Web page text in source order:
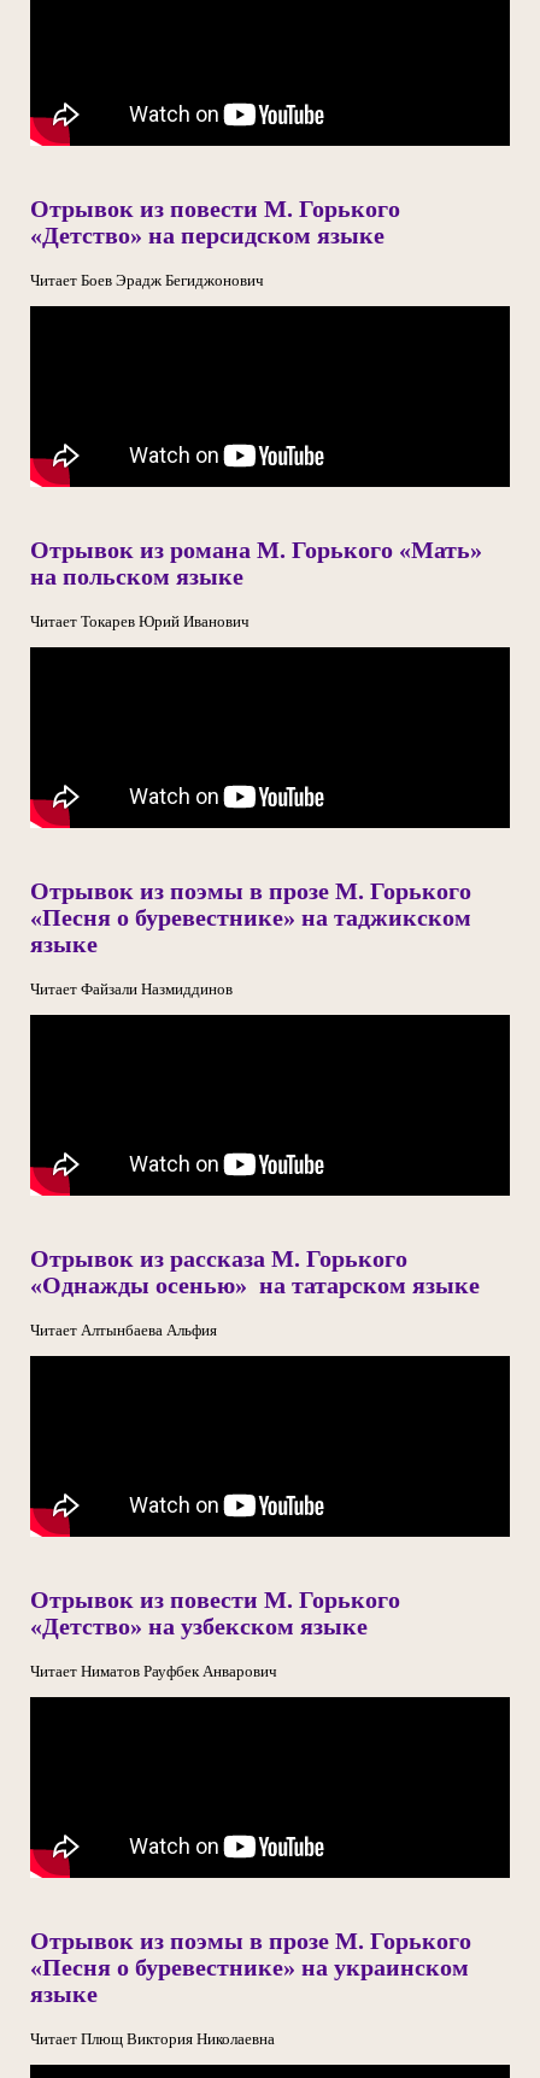
Отрывок из повести М. Горького
«Детство» на персидском языке
Читает Боев Эрадж Бегиджонович
Отрывок из романа М. Горького «Мать»
на польском языке
Читает Токарев Юрий Иванович
Отрывок из поэмы в прозе М. Горького
«Песня о буревестнике» на таджикском
языке
Читает Файзали Назмиддинов
Отрывок из рассказа М. Горького
«Однажды осенью» на татарском языке
Читает Алтынбаева Альфия
Отрывок из повести М. Горького
«Детство» на узбекском языке
Читает Ниматов Рауфбек Анварович
Отрывок из поэмы в прозе М. Горького
«Песня о буревестнике» на украинском
языке
Читает Плющ Виктория Николаевна